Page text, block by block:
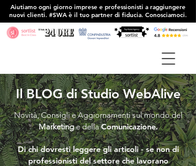
Aiutiamo ogni giorno imprese e professionisti a raggiungere
nuovi clienti. #SWA è il tuo partner di fiducia. Conosciamoci.
Il BLOG di Studio WebAlive
Novità, Consigli e Aggiornamenti sul mondo del
Marketinge dellaComunicazione.
Di chi dovresti leggere gli articoli - se non di
professionisti del settore che lavorano